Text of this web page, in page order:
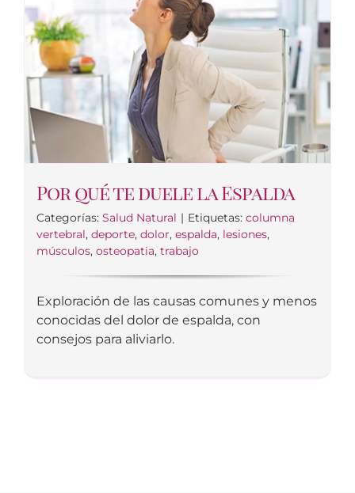
Por qué te duele la Espalda
Categorías: Salud Natural | Etiquetas: columna
vertebral, deporte, dolor, espalda, lesiones,
músculos, osteopatia, trabajo
Exploración de las causas comunes y menos
conocidas del dolor de espalda, con
consejos para aliviarlo.